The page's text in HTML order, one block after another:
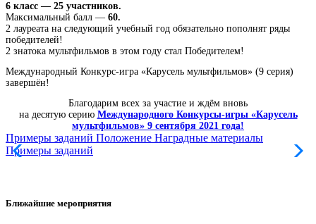
6 класс — 25 участников.
Максимальный балл — 60.
2 лауреата на следующий учебный год обязательно пополнят ряды
победителей!
2 знатока мультфильмов в этом году стал Победителем!
Международный Конкурс-игра «Карусель мультфильмов» (9 серия)
завершён!
Благодарим всех за участие и ждём вновь
на десятую серию Международного Конкурсы-игры «Карусель
мультфильмов» 9 сентября 2021 года!
Примеры заданий Положение Наградные материалы
Примеры заданий
Ближайшие мероприятия